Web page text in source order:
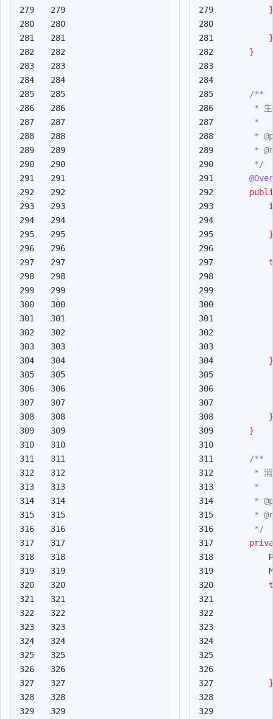
279
280
281
282
283
284
285
286
287
288
289
290
291
292
293
294
295
296
297
298
299
300
301
302
303
304
305
306
307
308
309
310
311
312
313
314
315
316
317
318
319
320
321
322
323
324
325
326
327
328
329
279
280
283
284
285
286
287
288
289
290
293
294
295
296
297
298
299
300
303
304
305
306
307
308
309
310
313
314
315
316
317
318
319
320
323
324
325
326
327
328
329
279
280
281
282
283
284
285
286
287
288
289
290
291
292
293
294
295
296
297
298
299
300
301
302
303
304
305
306
307
308
309
310
311
312
313
314
315
316
317
318
319
320
321
322
323
324
325
326
327
328
329
}
}
}
     */
}
}
}
}
     */
}